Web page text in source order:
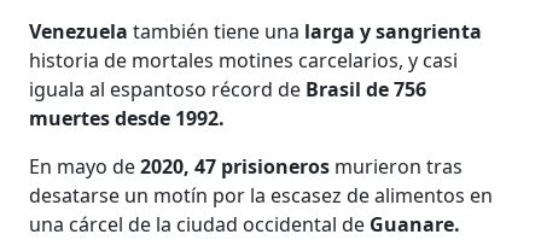
Venezuela también tiene una larga y sangrienta
historia de mortales motines carcelarios, y casi
iguala al espantoso récord de Brasil de 756
muertes desde 1992.
En mayo de2020, 47 prisioneros murieron tras
desatarse un motín por la escasez de alimentos en
una cárcel de la ciudad occidental de Guanare.